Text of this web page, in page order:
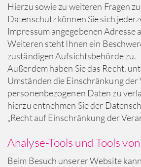
Hierzu sowie zu weiteren Fragen
Datenschutz können Sie sich
Impressum angegebenen Adresse
Weiteren steht Ihnen ein
zuständigen Aufsichtsbehörde zu.
Außerdem haben Sie das Recht,
Umständen die Einschränkung
personenbezogenen Daten zu
hierzu entnehmen Sie der
„Recht auf Einschränkung der
Analyse-Tools und Tools
Beim Besuch unserer Website